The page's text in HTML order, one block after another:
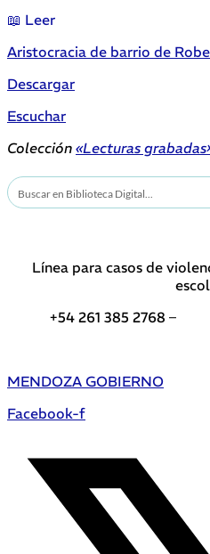
📖 Leer
Aristocracia de barrio de
Descargar
Escuchar
Colección «Lecturas
Línea para casos de
+54 261 385 2768 –
MENDOZA GOBIERNO
Facebook-f